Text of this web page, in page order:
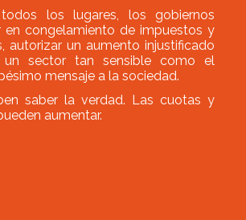
los lugares, los gobiernos
en congelamiento de impuestos y
autorizar un aumento injustificado
sector tan sensible como el
mensaje a la sociedad.
saber la verdad. Las cuotas y
aumentar.